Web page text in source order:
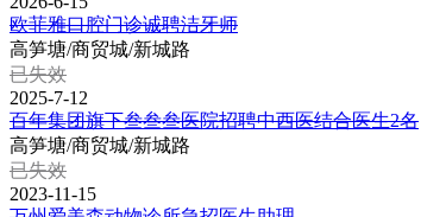
欧菲雅口腔门诊诚聘洁牙师
高笋塘/商贸城/新城路
已失效
2025-7-12
百年集团旗下叁叁叁医院招聘中西医结合医生2名
高笋塘/商贸城/新城路
已失效
2023-11-15